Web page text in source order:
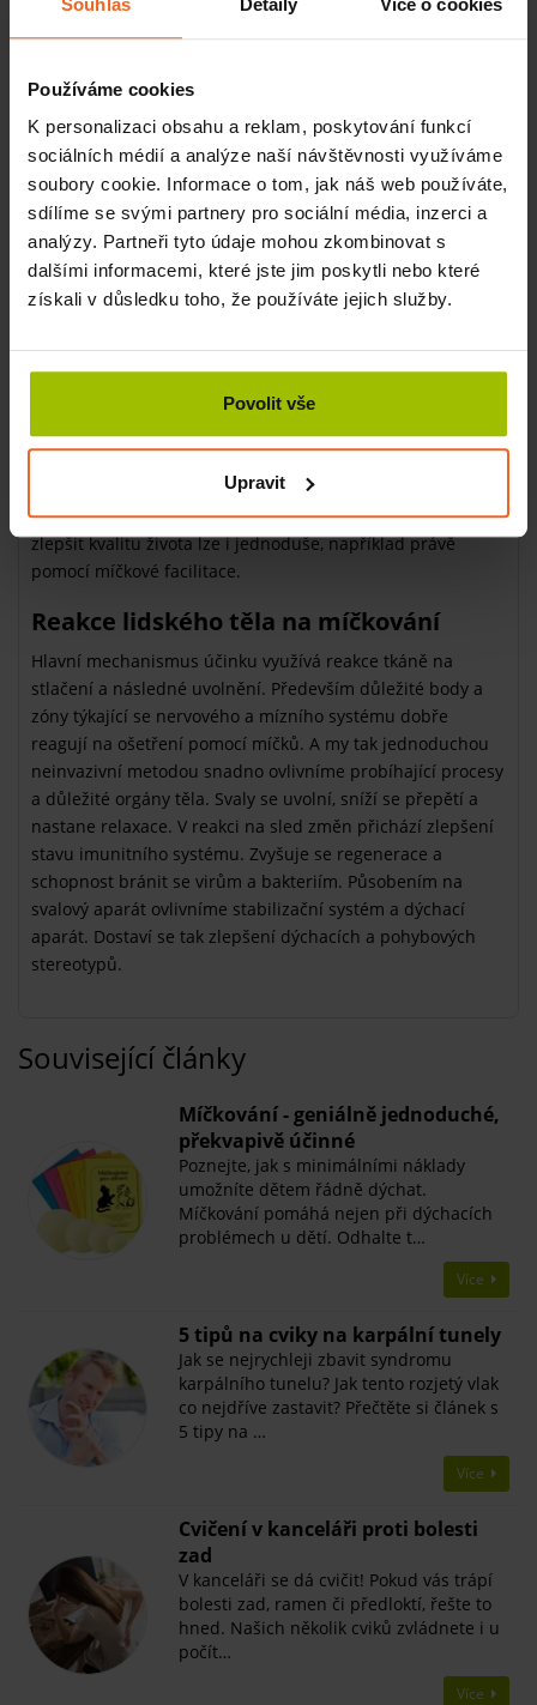
Používáme cookies
K personalizaci obsahu a reklam, poskytování funkcí
sociálních médií a analýze naší návštěvnosti využíváme
soubory cookie. Informace o tom, jak náš web používáte,
sdílíme se svými partnery pro sociální média, inzerci a
analýzy. Partneři tyto údaje mohou zkombinovat s
dalšími informacemi, které jste jim poskytli nebo které
získali v důsledku toho, že používáte jejich služby.
Povolit vše
Upravit
Vyrábějí se z molitanu v různých provedeních (poloměru 1-
4,5cm). Menší míčky použijeme například na obličejovou
krajinu k vypnutí kůže a podkoží nebo u dětí. Větší
můžeme využít na masáž rozlehlejších tělních ploch.
V rehabilitaci se setkáme s dvěma různými způsoby
použití. Buď s míčkem koulíme nebo ošetřovanou plochu
třeme. Při tření se míček neotáčí, pouze posouvá po kůži
pacienta.
Technologie si svou jednoduchostí a různými možnostmi
uplatnění u pacientů jakéhokoli věku získala velkého
ohlasu. Na oblíbenosti jí přidal i fakt, že provedení je
uvolnění a relaxace. Provádět ji může naprosto kdokoliv.
Usnadněte sobě i svým blízkým průběh nemocí. Vždyť
zlepšit kvalitu života lze i jednoduše, například právě
pomocí míčkové facilitace.
Reakce lidského těla na míčkování
Hlavní mechanismus účinku využívá reakce tkáně na
stlačení a následné uvolnění. Především důležité body a
zóny týkající se nervového a mízního systému dobře
reagují na ošetření pomocí míčků. A my tak jednoduchou
neinvazivní metodou snadno ovlivníme probíhající procesy
a důležité orgány těla. Svaly se uvolní, sníží se přepětí a
nastane relaxace. V reakci na sled změn přichází zlepšení
stavu imunitního systému. Zvyšuje se regenerace a
schopnost bránit se virům a bakteriím. Působením na
svalový aparát ovlivníme stabilizační systém a dýchací
aparát. Dostaví se tak zlepšení dýchacích a pohybových
stereotypů.
Související články
Míčkování - geniálně jednoduché,
překvapivě účinné
Poznejte, jak s minimálními náklady
umožníte dětem řádně dýchat.
Míčkování pomáhá nejen při dýchacích
problémech u dětí. Odhalte t…
Více
5 tipů na cviky na karpální tunely
Jak se nejrychleji zbavit syndromu
karpálního tunelu? Jak tento rozjetý vlak
co nejdříve zastavit? Přečtěte si článek s
5 tipy na …
Více
Cvičení v kanceláři proti bolesti
zad
V kanceláři se dá cvičit! Pokud vás trápí
bolesti zad, ramen či předloktí, řešte to
hned. Našich několik cviků zvládnete i u
počít…
Více